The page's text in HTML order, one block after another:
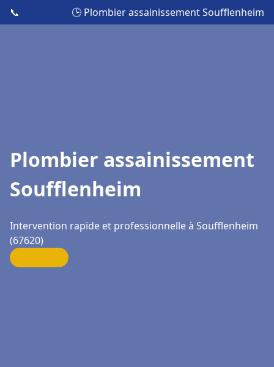
📞 🕒 Plombier assainissement Soufflenheim
Plombier assainissement
Soufflenheim
Intervention rapide et professionnelle à Soufflenheim
(67620)